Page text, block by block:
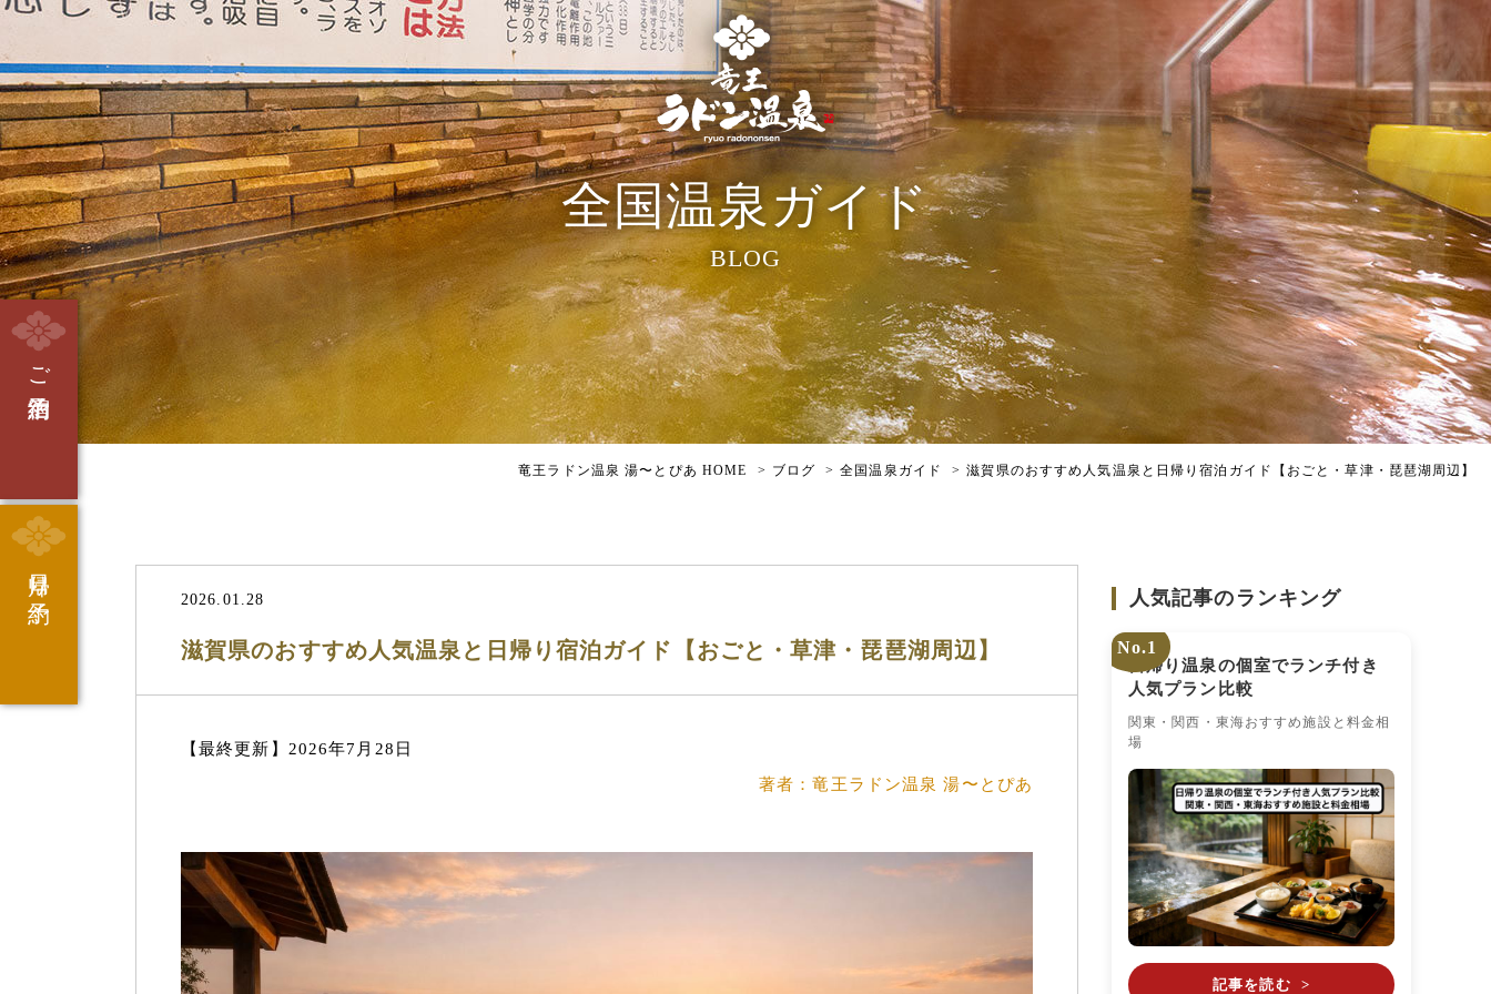
ご宿泊予約
日帰り予約
全国温泉ガイド
BLOG
竜王ラドン温泉 湯〜とぴあ HOME ブログ 全国温泉ガイド 滋賀県のおすすめ人気温泉と日帰り宿泊ガイド【おごと・草津・琵琶湖周辺】
2026.01.28
滋賀県のおすすめ人気温泉と日帰り宿泊ガイド【おごと・草津・琵琶湖周辺】
【最終更新】2026年7月28日
著者：竜王ラドン温泉 湯〜とぴあ
人気記事のランキング
No.1
日帰り温泉の個室でランチ付き
人気プラン比較
関東・関西・東海おすすめ施設と料金相
場
記事を読む >